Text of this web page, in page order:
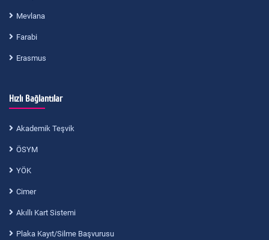
Mevlana
Farabi
Erasmus
Hızlı Bağlantılar
Akademik Teşvik
ÖSYM
YÖK
Cimer
Akıllı Kart Sistemi
Plaka Kayıt/Silme Başvurusu